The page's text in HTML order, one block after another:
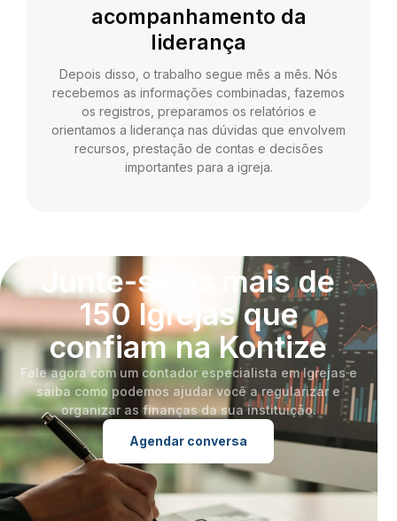
acompanhamento da
liderança
Depois disso, o trabalho segue mês a mês. Nós
recebemos as informações combinadas, fazemos
os registros, preparamos os relatórios e
orientamos a liderança nas dúvidas que envolvem
recursos, prestação de contas e decisões
importantes para a igreja.
Junte-se às mais de
150 Igrejas que
confiam na Kontize
Fale agora com um contador especialista em Igrejas e
saiba como podemos ajudar você a regularizar e
organizar as finanças da sua instituição.
Agendar conversa